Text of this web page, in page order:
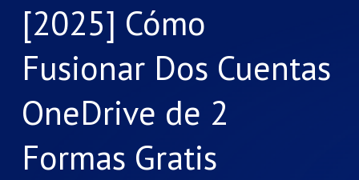
[2025] Cómo
Fusionar Dos Cuentas
OneDrive de 2
Formas Gratis